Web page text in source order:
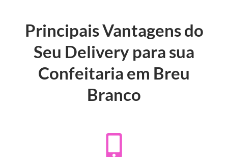
Principais Vantagens do
Seu Delivery para sua
Confeitaria em Breu
Branco